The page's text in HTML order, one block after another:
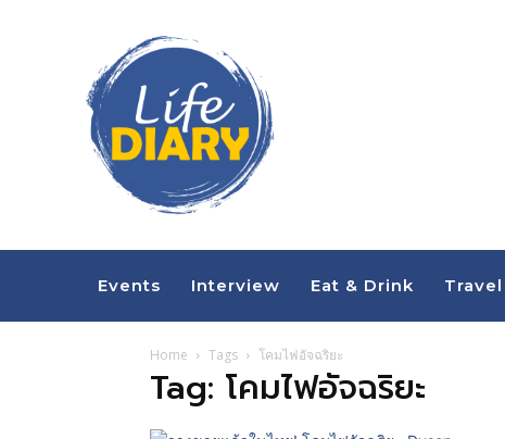
Events Interview Eat & Drink Travel
Home Tags โคมไฟอัจฉริยะ
Tag: โคมไฟอัจฉริยะ